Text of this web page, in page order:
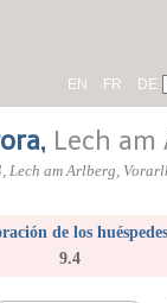
EN FR DE
, Lech am
, Lech am Arlberg,
de los huéspedes
9.4